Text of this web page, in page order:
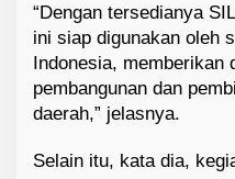
“Dengan tersedianya
ini siap digunakan oleh
Indonesia, memberikan
pembangunan dan
daerah,” jelasnya.
Selain itu, kata dia,